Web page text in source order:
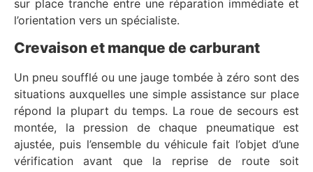
sur place tranche entre une réparation immédiate et
l’orientation vers un spécialiste.
Crevaison et manque de carburant
Un pneu soufflé ou une jauge tombée à zéro sont des
situations auxquelles une simple assistance sur place
répond la plupart du temps. La roue de secours est
montée, la pression de chaque pneumatique est
ajustée, puis l’ensemble du véhicule fait l’objet d’une
vérification avant que la reprise de route soit